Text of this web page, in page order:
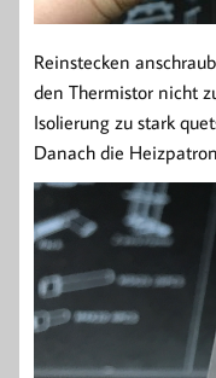
Reinstecken
den Thermistor nicht
Isolierung zu stark
Danach die